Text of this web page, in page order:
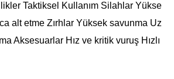
Taktiksel Kullanım Silahlar Yükse
alt etme Zırhlar Yüksek savunma Uz
Aksesuarlar Hız ve kritik vuruş Hızlı